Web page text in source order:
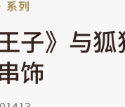
系列
子》与
饰